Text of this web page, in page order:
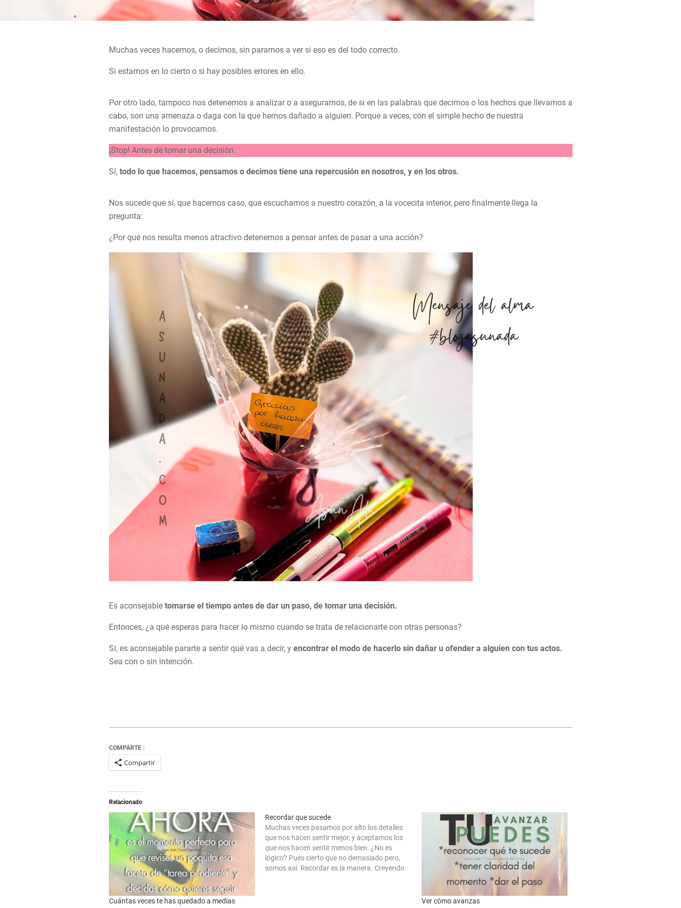
Muchas veces hacemos, o decimos, sin pararnos a ver si eso es del todo correcto.
Si estamos en lo cierto o si hay posibles errores en ello.
Por otro lado, tampoco nos detenemos a analizar o a asegurarnos, de si en las palabras que decimos o los hechos que llevamos a
cabo, son una amenaza o daga con la que hemos dañado a alguien. Porque a veces, con el simple hecho de nuestra
manifestación lo provocamos.
¡Stop! Antes de tomar una decisión.
Sí, todo lo que hacemos, pensamos o decimos tiene una repercusión en nosotros, y en los otros.
Nos sucede que sí, que hacemos caso, que escuchamos a nuestro corazón, a la vocecita interior, pero finalmente llega la
pregunta:
¿Por qué nos resulta menos atractivo detenernos a pensar antes de pasar a una acción?
Es aconsejable tomarse el tiempo antes de dar un paso, de tomar una decisión.
Entonces, ¿a qué esperas para hacer lo mismo cuando se trata de relacionarte con otras personas?
Sí, es aconsejable pararte a sentir qué vas a decir, y encontrar el modo de hacerlo sin dañar u ofender a alguien con tus actos.
Sea con o sin intención.
COMPARTE :
Compartir
Relacionado
Cuántas veces te has quedado a medias
Recordar que sucede
Muchas veces pasamos por alto los detalles
que nos hacen sentir mejor, y aceptamos los
que nos hacen sentir menos bien. ¿No es
lógico? Pues cierto que no demasiado pero,
somos así. Recordar es la manera. Creyendo
Ver cómo avanzas